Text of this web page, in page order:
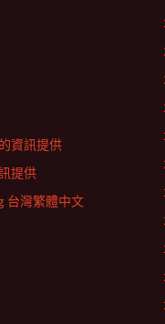
資訊提供
提供
台灣繁體中文